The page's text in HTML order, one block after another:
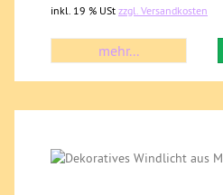
inkl. 19 % USt zzgl. Versandkosten
mehr...